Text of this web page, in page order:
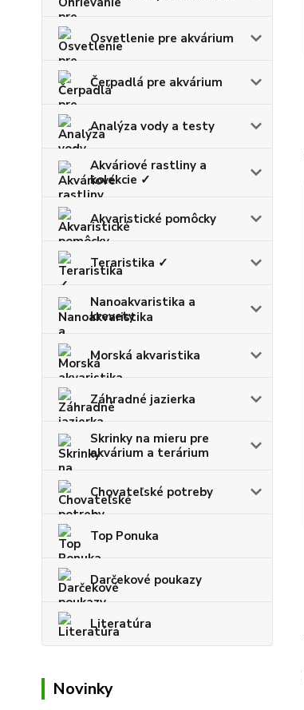
Osvetlenie pre akvárium
Čerpadlá pre akvárium
Analýza vody a testy
Akváriové rastliny a
kolekcie ✓
Akvaristické pomôcky
Teraristika ✓
Nanoakvaristika a
krevety
Morská akvaristika
Záhradné jazierka
Skrinky na mieru pre
akvárium a terárium
Chovateľské potreby
Top Ponuka
Darčekové poukazy
Literatúra
Novinky